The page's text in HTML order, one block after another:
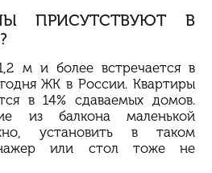
ПРИСУТСТВУЮТ В
м и более встречается в
ЖК в России. Квартиры
в 14% сдаваемых домов.
из балкона маленькой
установить в таком
или стол тоже не